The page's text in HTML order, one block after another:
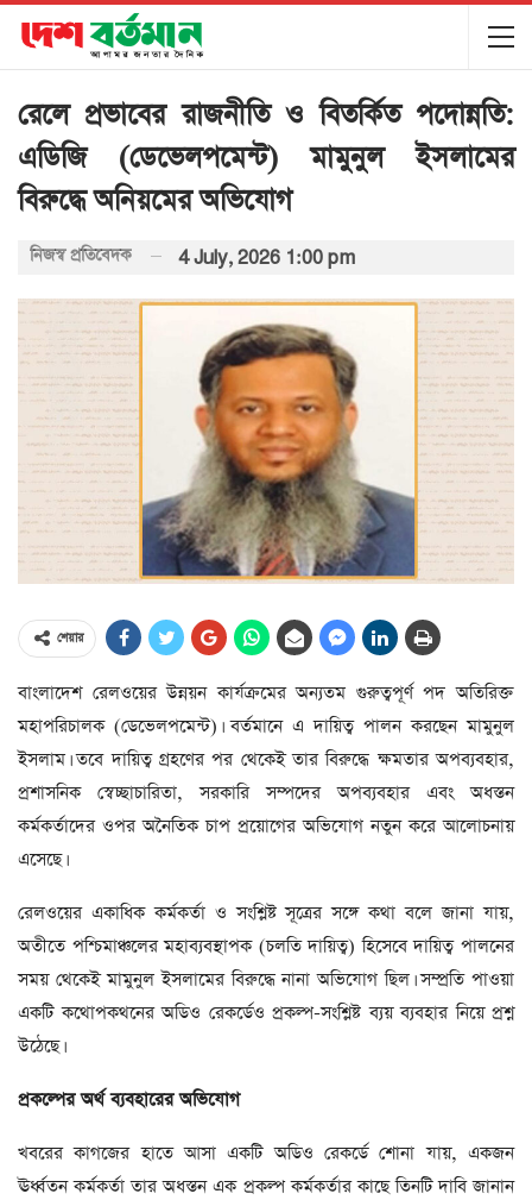
রেলে প্রভাবের রাজনীতি ও বিতর্কিত পদোন্নতি:
এডিজি (ডেভেলপমেন্ট) মামুনুল ইসলামের
বিরুদ্ধে অনিয়মের অভিযোগ
নিজস্ব প্রতিবেদক 4 July, 2026 1:00 pm
শেয়ার
বাংলাদেশ রেলওয়ের উন্নয়ন কার্যক্রমের অন্যতম গুরুত্বপূর্ণ পদ অতিরিক্ত
মহাপরিচালক (ডেভেলপমেন্ট)। বর্তমানে এ দায়িত্ব পালন করছেন মামুনুল
ইসলাম। তবে দায়িত্ব গ্রহণের পর থেকেই তার বিরুদ্ধে ক্ষমতার অপব্যবহার,
প্রশাসনিক স্বেচ্ছাচারিতা, সরকারি সম্পদের অপব্যবহার এবং অধস্তন
কর্মকর্তাদের ওপর অনৈতিক চাপ প্রয়োগের অভিযোগ নতুন করে আলোচনায়
এসেছে।
রেলওয়ের একাধিক কর্মকর্তা ও সংশ্লিষ্ট সূত্রের সঙ্গে কথা বলে জানা যায়,
অতীতে পশ্চিমাঞ্চলের মহাব্যবস্থাপক (চলতি দায়িত্ব) হিসেবে দায়িত্ব পালনের
সময় থেকেই মামুনুল ইসলামের বিরুদ্ধে নানা অভিযোগ ছিল। সম্প্রতি পাওয়া
একটি কথোপকথনের অডিও রেকর্ডেও প্রকল্প-সংশ্লিষ্ট ব্যয় ব্যবহার নিয়ে প্রশ্ন
উঠেছে।
প্রকল্পের অর্থ ব্যবহারের অভিযোগ
খবরের কাগজের হাতে আসা একটি অডিও রেকর্ডে শোনা যায়, একজন
ঊর্ধ্বতন কর্মকর্তা তার অধস্তন এক প্রকল্প কর্মকর্তার কাছে তিনটি দাবি জানান